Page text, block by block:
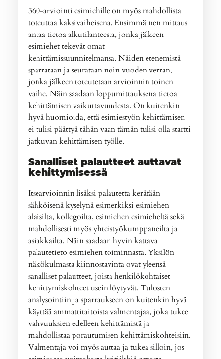
360-arviointi esimiehille on myös mahdollista
toteuttaa kaksivaiheisena. Ensimmäinen mittaus
antaa tietoa alkutilanteesta, jonka jälkeen
esimiehet tekevät omat
kehittämissuunnitelmansa. Näiden etenemistä
sparrataan ja seurataan noin vuoden verran,
jonka jälkeen toteutetaan arvioinnin toinen
vaihe. Näin saadaan loppumittauksena tietoa
kehittämisen vaikuttavuudesta. On kuitenkin
hyvä huomioida, että esimiestyön kehittämisen
ei tulisi päättyä tähän vaan tämän tulisi olla startti
jatkuvan kehittämisen työlle.
Sanalliset palautteet auttavat
kehittymisessä
Itsearvioinnin lisäksi palautetta kerätään
sähköisenä kyselynä esimerkiksi esimiehen
alaisilta, kollegoilta, esimiehen esimieheltä sekä
mahdollisesti myös yhteistyökumppaneilta ja
asiakkailta. Näin saadaan hyvin kattava
palautetieto esimiehen toiminnasta. Yksilön
näkökulmasta kiinnostavinta ovat yleensä
sanalliset palautteet, joista henkilökohtaiset
kehittymiskohteet usein löytyvät. Tulosten
analysointiin ja sparraukseen on kuitenkin hyvä
käyttää ammattitaitoista valmentajaa, joka tukee
vahvuuksien edelleen kehittämistä ja
mahdollistaa porautumisen kehittämiskohteisiin.
Valmentaja voi myös auttaa ja tukea silloin, jos